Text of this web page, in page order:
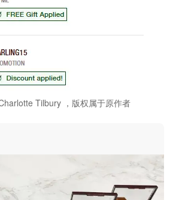
Tilbury ，版权属于原作者